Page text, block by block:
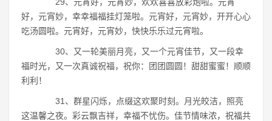
好，元宵妙，幸幸福福挂灯笼啦。元宵好，元宵妙，开开心心
吃汤圆啦。元宵好，元宵妙，快快乐乐过元宵啦。
30、又一轮美丽月亮，又一个元宵佳节，又一段幸
福时光，又一次真诚祝福，祝你：团团圆圆！甜甜蜜蜜！顺顺
利利！
31、群星闪烁，点缀这欢聚时刻。月光皎洁，照亮
这温馨之夜。彩云飘吉祥，幸福不忧伤。佳节情味浓，祝福共